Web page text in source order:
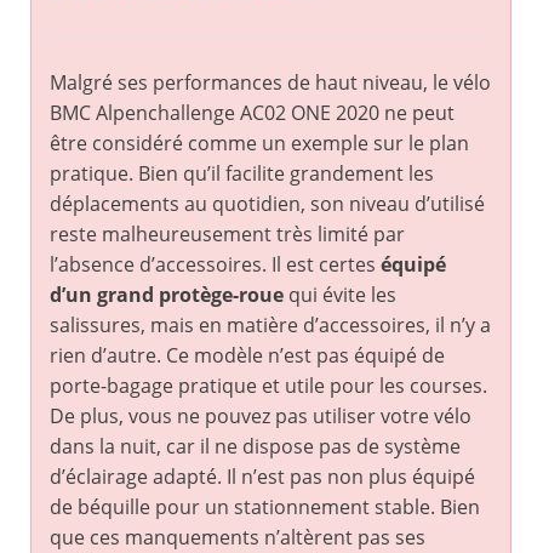
Malgré ses performances de haut niveau, le vélo
BMC Alpenchallenge AC02 ONE 2020 ne peut
être considéré comme un exemple sur le plan
pratique. Bien qu’il facilite grandement les
déplacements au quotidien, son niveau d’utilisé
reste malheureusement très limité par
l’absence d’accessoires. Il est certes équipé
d’un grand protège-roue qui évite les
salissures, mais en matière d’accessoires, il n’y a
rien d’autre. Ce modèle n’est pas équipé de
porte-bagage pratique et utile pour les courses.
De plus, vous ne pouvez pas utiliser votre vélo
dans la nuit, car il ne dispose pas de système
d’éclairage adapté. Il n’est pas non plus équipé
de béquille pour un stationnement stable. Bien
que ces manquements n’altèrent pas ses